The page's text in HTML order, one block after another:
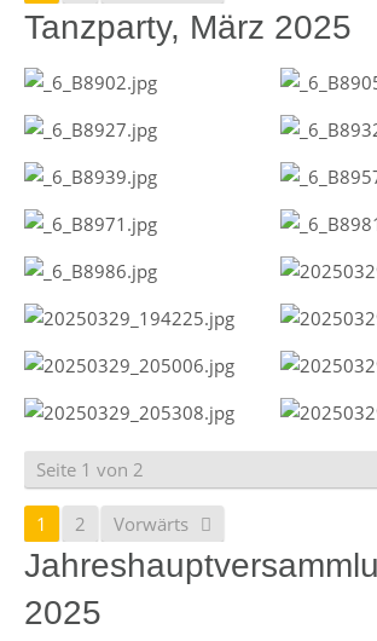
Tanzparty, März 2025
Seite 1 von 2
1 2 Vorwärts
2025